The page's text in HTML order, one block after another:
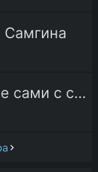
Люди наедине сами с собой